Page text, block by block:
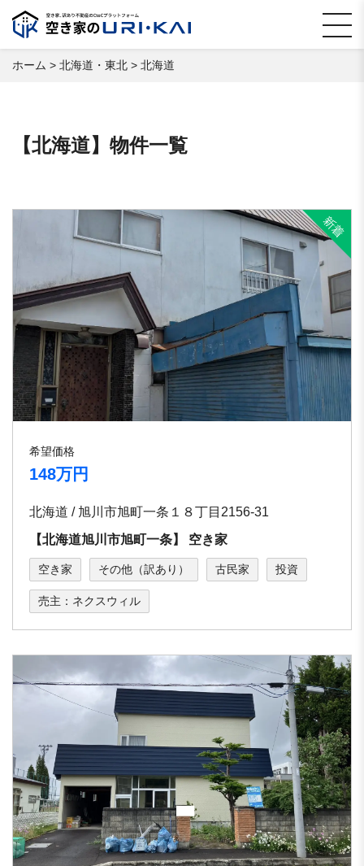
ホーム > 北海道・東北 > 北海道
【北海道】物件一覧
希望価格
148万円
北海道 / 旭川市旭町⼀条１８丁⽬2156-31
【北海道旭川市旭町⼀条】 空き家
空き家 その他（訳あり） 古民家 投資
売主：ネクスウィル